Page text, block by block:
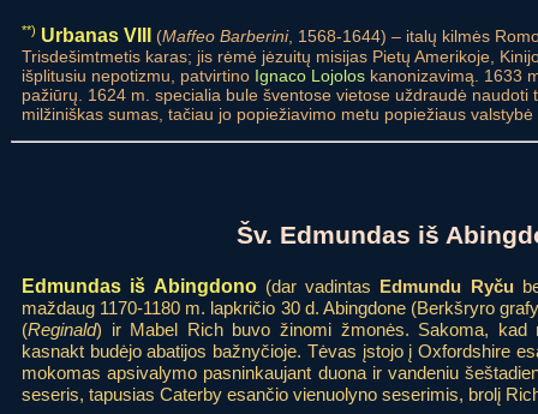
**) Urbanas VIII (Maffeo Barberini, 1568-1644) – italų kilmės
Trisdešimtmetis karas; jis rėmė jėzuitų misijas Pietų Amerikoje,
išplitusiu nepotizmu, patvirtino Ignaco Lojolos kanonizavimą. 1633
pažiūrų. 1624 m. specialia bule šventose vietose uždraudė
milžiniškas sumas, tačiau jo popiežiavimo metu popiežiaus
Šv. Edmundas iš
Edmundas iš Abingdono(dar vadintas Edmundu Ryču
maždaug 1170-1180 m. lapkričio 30 d. Abingdone (Berkšryro
(Reginald) ir Mabel Rich buvo žinomi žmonės. Sakoma, kad
kasnakt budėjo abatijos bažnyčioje. Tėvas įstojo į Oxfordshire
mokomas apsivalymo pasninkaujant duona ir vandeniu
seseris, tapusias Caterby esančio vienuolyno seserimis, brolį